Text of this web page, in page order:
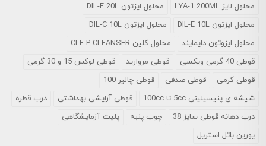
محلول لایز LYA-1 200ML
محلول ایزتون DIL-E 20L
محلول ایزتون DIL-E 10L
محلول ایزتون DIL-C 10L
محلول ایزوتون دایمایند
محلول کلین CLE-P CLEANSER
قوطی 40 گرمی ویکسی
قوطی مروارید
قوطی لوکس 15 و 30 گرمی
قوطی کرمی
قوطی صدفی
قوطی چالیر 100
شیشه ی پنیسیلینی 5cc تا 100cc
قوطی آرایشی بهداشتی
درب قطره
درب دهانه قوطی سایز 38
چوب پنبه
پلیت آزمایشگاهی
یورین باتل استریل